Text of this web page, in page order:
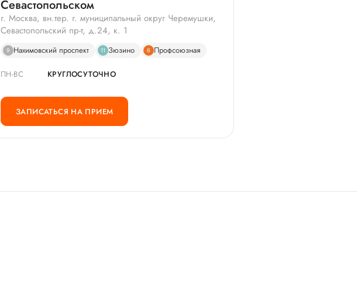
Севастопольском
г. Москва, вн.тер. г. муниципальный округ Черемушки,
Севастопольский пр-т, д.24, к. 1
9 Нахимовский проспект 11 Зюзино 6 Профсоюзная
ПН-ВС КРУГЛОСУТОЧНО
ЗАПИСАТЬСЯ НА ПРИЕМ